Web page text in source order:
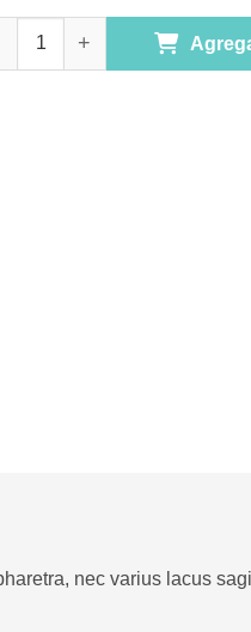
5 Barras de Proteina
nec varius lacus